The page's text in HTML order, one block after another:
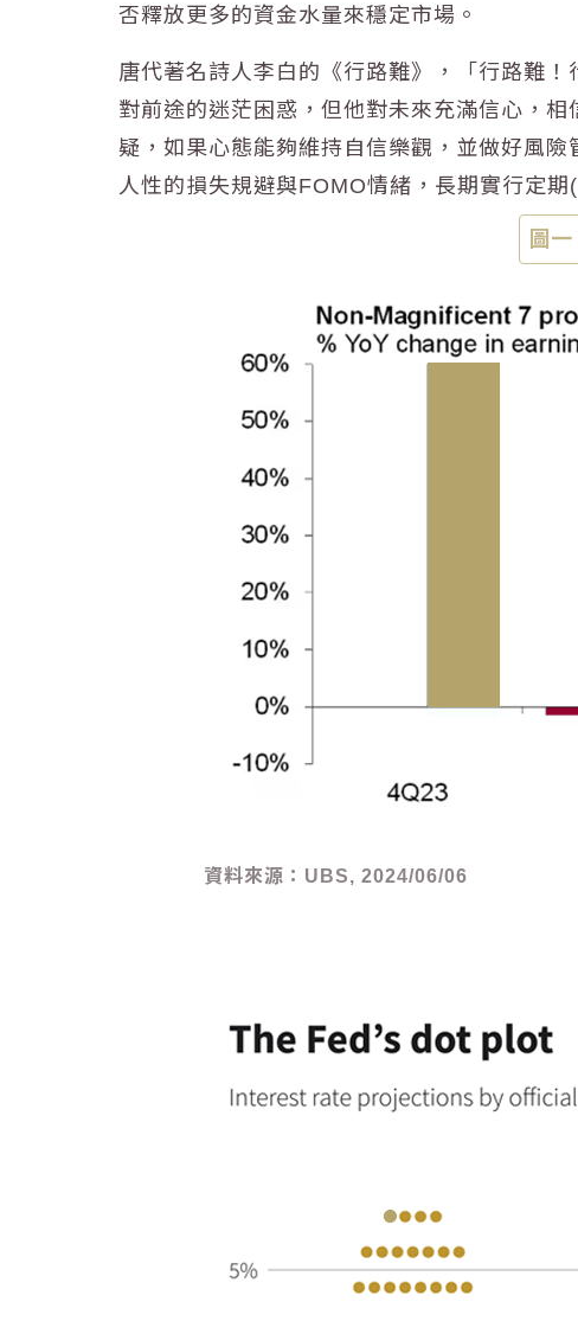
否釋放更多的資金水量來穩定市場。
唐代著名詩人李白的《行路難》，「行路難
對前途的迷茫困惑，但他對未來充滿信心，
疑，如果心態能夠維持自信樂觀，並做好風
人性的損失規避與FOMO情緒，長期實行定
圖
資料來源：UBS, 2024/06/06